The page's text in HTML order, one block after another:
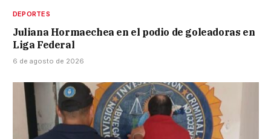
DEPORTES
Juliana Hormaechea en el podio de goleadoras en
Liga Federal
6 de agosto de 2026